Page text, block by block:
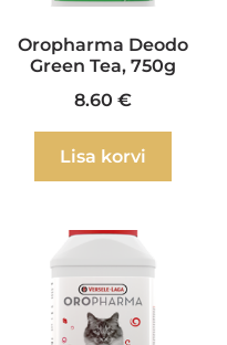
Oropharma Deodo
Green Tea, 750g
8.60 €
Lisa korvi